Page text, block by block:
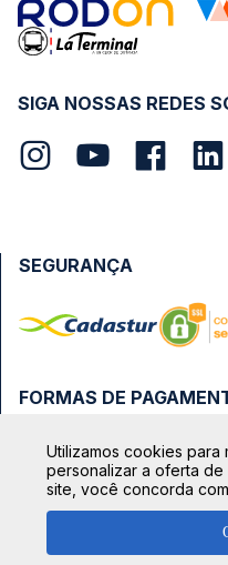
SIGA NOSSAS REDES
FORMAS DE
SEGURANÇA
Utilizamos cookies para
personalizar a oferta
site, você concorda